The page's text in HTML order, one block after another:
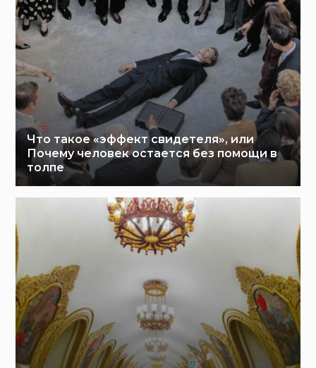
Что такое «эффект свидетеля», или
Почему человек остается без помощи в
толпе